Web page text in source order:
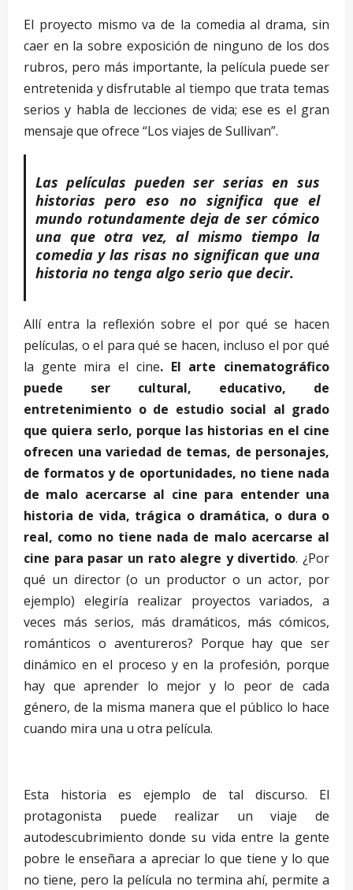
El proyecto mismo va de la comedia al drama, sin
caer en la sobre exposición de ninguno de los dos
rubros, pero más importante, la película puede ser
entretenida y disfrutable al tiempo que trata temas
serios y habla de lecciones de vida; ese es el gran
mensaje que ofrece “Los viajes de Sullivan”.
Las películas pueden ser serias en sus
historias pero eso no significa que el
mundo rotundamente deja de ser cómico
una que otra vez, al mismo tiempo la
comedia y las risas no significan que una
historia no tenga algo serio que decir.
Allí entra la reflexión sobre el por qué se hacen
películas, o el para qué se hacen, incluso el por qué
la gente mira el cine. El arte cinematográfico
puede ser cultural, educativo, de
entretenimiento o de estudio social al grado
que quiera serlo, porque las historias en el cine
ofrecen una variedad de temas, de personajes,
de formatos y de oportunidades, no tiene nada
de malo acercarse al cine para entender una
historia de vida, trágica o dramática, o dura o
real, como no tiene nada de malo acercarse al
cine para pasar un rato alegre y divertido. ¿Por
qué un director (o un productor o un actor, por
ejemplo) elegiría realizar proyectos variados, a
veces más serios, más dramáticos, más cómicos,
románticos o aventureros? Porque hay que ser
dinámico en el proceso y en la profesión, porque
hay que aprender lo mejor y lo peor de cada
género, de la misma manera que el público lo hace
cuando mira una u otra película.
Esta historia es ejemplo de tal discurso. El
protagonista puede realizar un viaje de
autodescubrimiento donde su vida entre la gente
pobre le enseñara a apreciar lo que tiene y lo que
no tiene, pero la película no termina ahí, permite a